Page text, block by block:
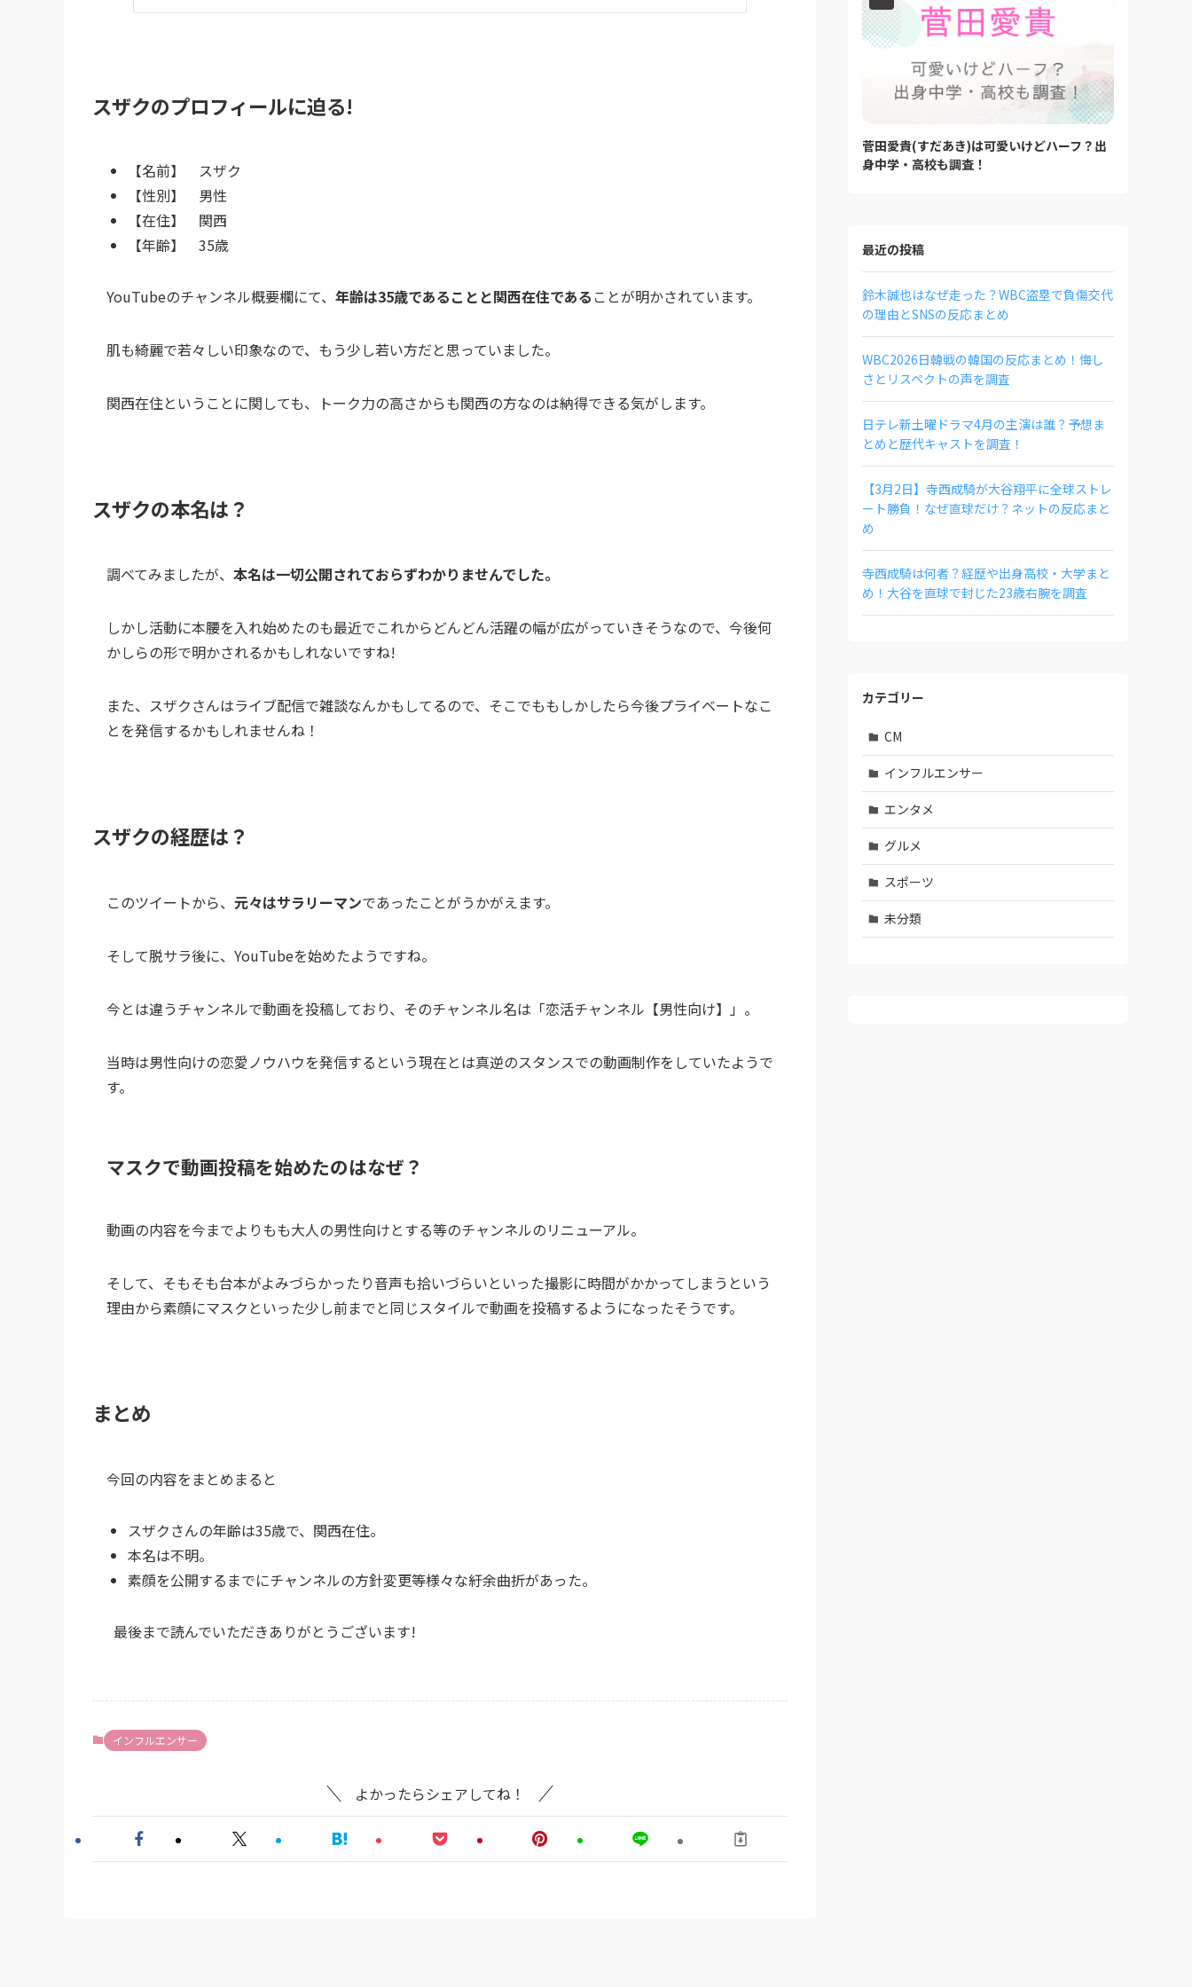
スザクのプロフィールに迫る!
【名前】 スザク
【性別】 男性
【在住】 関西
【年齢】 35歳
YouTubeのチャンネル概要欄にて、 年齢は35歳であることと関西在住である ことが明かされています。
肌も綺麗で若々しい印象なので、もう少し若い方だと思っていました。
関西在住ということに関しても、トーク力の高さからも関西の方なのは納得できる気がします。
スザクの本名は？
調べてみましたが、 本名は一切公開されておらずわかりませんでした。
しかし活動に本腰を入れ始めたのも最近でこれからどんどん活躍の幅が広がっていきそうなので、今後何
かしらの形で明かされるかもしれないですね!
また、スザクさんはライブ配信で雑談なんかもしてるので、そこでももしかしたら今後プライベートなこ
とを発信するかもしれませんね！
スザクの経歴は？
このツイートから、 元々はサラリーマンであったことがうかがえます。
そして脱サラ後に、YouTubeを始めたようですね。
今とは違うチャンネルで動画を投稿しており、そのチャンネル名は「恋活チャンネル【男性向け】」。
当時は男性向けの恋愛ノウハウを発信するという現在とは真逆のスタンスでの動画制作をしていたようで
す。
マスクで動画投稿を始めたのはなぜ？
動画の内容を今までよりもも大人の男性向けとする等のチャンネルのリニューアル。
そして、そもそも台本がよみづらかったり音声も拾いづらいといった撮影に時間がかかってしまうという
理由から素顔にマスクといった少し前までと同じスタイルで動画を投稿するようになったそうです。
まとめ
今回の内容をまとめまると
スザクさんの年齢は35歳で、関西在住。
本名は不明。
素顔を公開するまでにチャンネルの方針変更等様々な紆余曲折があった。
最後まで読んでいただきありがとうございます!
インフルエンサー
よかったらシェアしてね！
菅田愛貴(すだあき)は可愛いけどハーフ？出
身中学・高校も調査！
最近の投稿
鈴木誠也はなぜ走った？WBC盗塁で負傷交代
の理由とSNSの反応まとめ
WBC2026日韓戦の韓国の反応まとめ！悔し
さとリスペクトの声を調査
日テレ新土曜ドラマ4月の主演は誰？予想ま
とめと歴代キャストを調査！
【3月2日】寺西成騎が大谷翔平に全球ストレ
ート勝負！なぜ直球だけ？ネットの反応まと
め
寺西成騎は何者？経歴や出身高校・大学まと
め！大谷を直球で封じた23歳右腕を調査
カテゴリー
CM
インフルエンサー
エンタメ
グルメ
スポーツ
未分類